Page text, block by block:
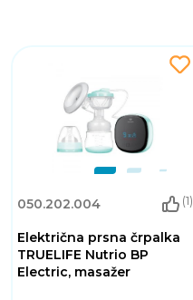
050.202.004 (1)
Električna prsna črpalka
TRUELIFE Nutrio BP
Electric, masažer